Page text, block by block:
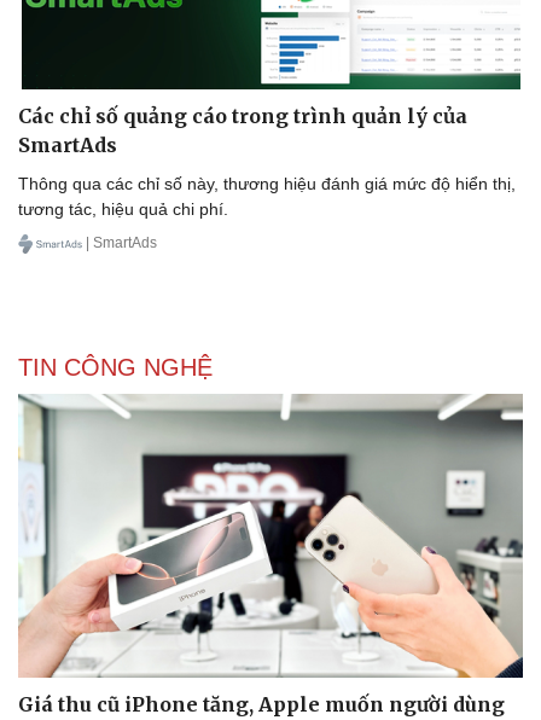
Doanh nghiệp
Thông tin doanh nghiệp
Doanh nhân
Vì cộng đồng
Công nghệ
Trải nghiệm
Các chỉ số quảng cáo trong trình quản lý của
SmartAds
Thông qua các chỉ số này, thương hiệu đánh giá mức độ hiển thị,
tương tác, hiệu quả chi phí.
| SmartAds
TIN CÔNG NGHỆ
Giá thu cũ iPhone tăng, Apple muốn người dùng